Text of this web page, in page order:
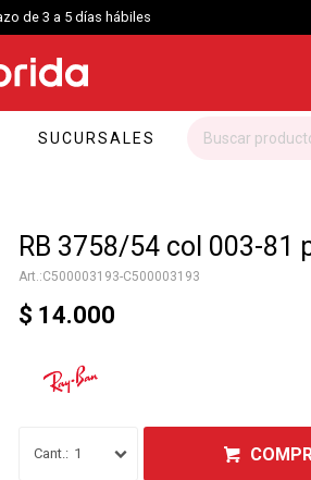
de 3 a 5 días hábiles
SUCURSALES
RB 3758/54 col 003-81
C500003193-C500003193
$ 14.000
1